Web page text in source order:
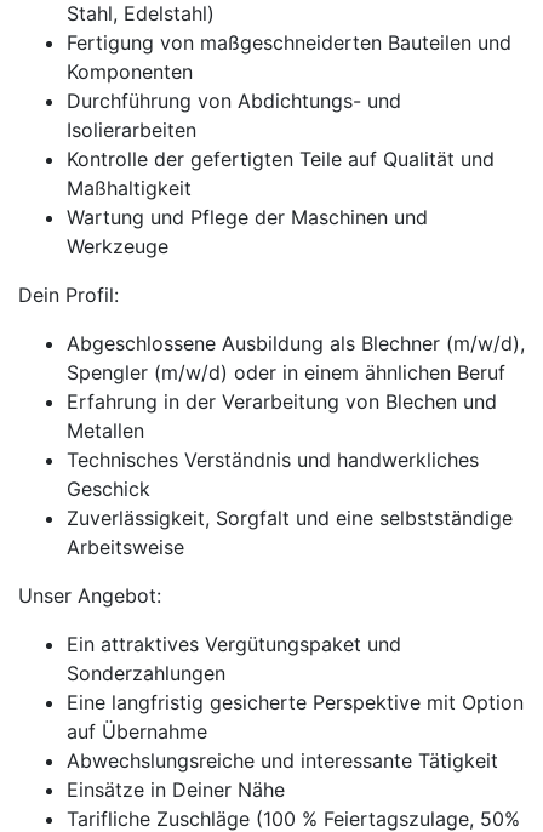
Stahl, Edelstahl)
Fertigung von maßgeschneiderten Bauteilen und
Komponenten
Durchführung von Abdichtungs- und
Isolierarbeiten
Kontrolle der gefertigten Teile auf Qualität und
Maßhaltigkeit
Wartung und Pflege der Maschinen und
Werkzeuge
Dein Profil:
Abgeschlossene Ausbildung als Blechner (m/w/d),
Spengler (m/w/d) oder in einem ähnlichen Beruf
Erfahrung in der Verarbeitung von Blechen und
Metallen
Technisches Verständnis und handwerkliches
Geschick
Zuverlässigkeit, Sorgfalt und eine selbstständige
Arbeitsweise
Unser Angebot:
Ein attraktives Vergütungspaket und
Sonderzahlungen
Eine langfristig gesicherte Perspektive mit Option
auf Übernahme
Abwechslungsreiche und interessante Tätigkeit
Einsätze in Deiner Nähe
Tarifliche Zuschläge (100 % Feiertagszulage, 50%